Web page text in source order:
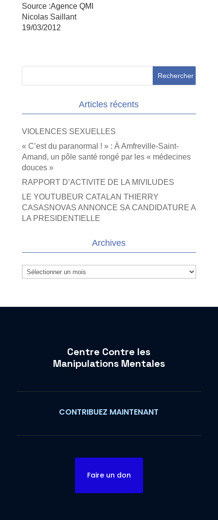
Source :Agence QMI
Nicolas Saillant
19/03/2012
Articles récents
VIOLENCES SEXUELLES
« C’est du paranormal ! » : À Amfreville-Saint-
Amand, un pôle santé rongé par les « médecines
douces »
RAPPORT D’ACTIVITE DE LA MIVILUDES
LE YOUTUBEUR CATALAN THIERRY
CASASNOVAS ANNONCE SA CANDIDATURE A
LA PRESIDENTIELLE
Archives
Archives
Centre Contre les
Manipulations Mentales
CONTRIBUEZ MAINTENANT
Faire un don